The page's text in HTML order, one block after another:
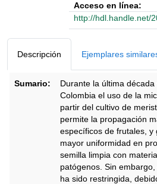
Acceso en línea:
http://hdl.handle.net/
Descripción Ejemplares
Sumario:
Durante la última
Colombia el uso de la
partir del cultivo de
permite la propagación
específicos de frutales, y
mayor uniformidad en
semilla limpia con
patógenos. Sin
ha sido restringida,